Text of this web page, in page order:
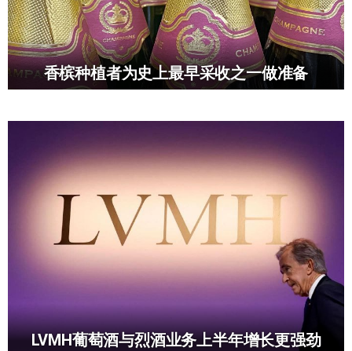
香槟种植者为史上最早采收之一做准备
LVMH葡萄酒与烈酒业务上半年增长更强劲